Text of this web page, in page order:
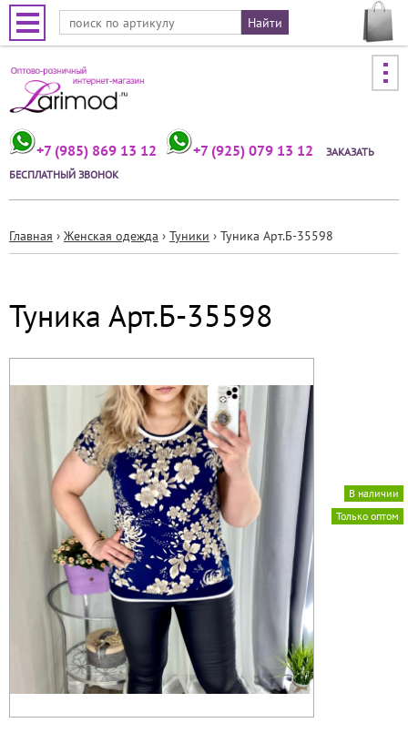
Jump to navigation
+7 (985) 869 13 12 +7 (925) 079 13 12
ЗАКАЗАТЬ
БЕСПЛАТНЫЙ ЗВОНОК
здесь
Главная › Женская одежда › Туники › Туника Арт.Б-35598
Туника Арт.Б-35598
Только оптом
В наличии